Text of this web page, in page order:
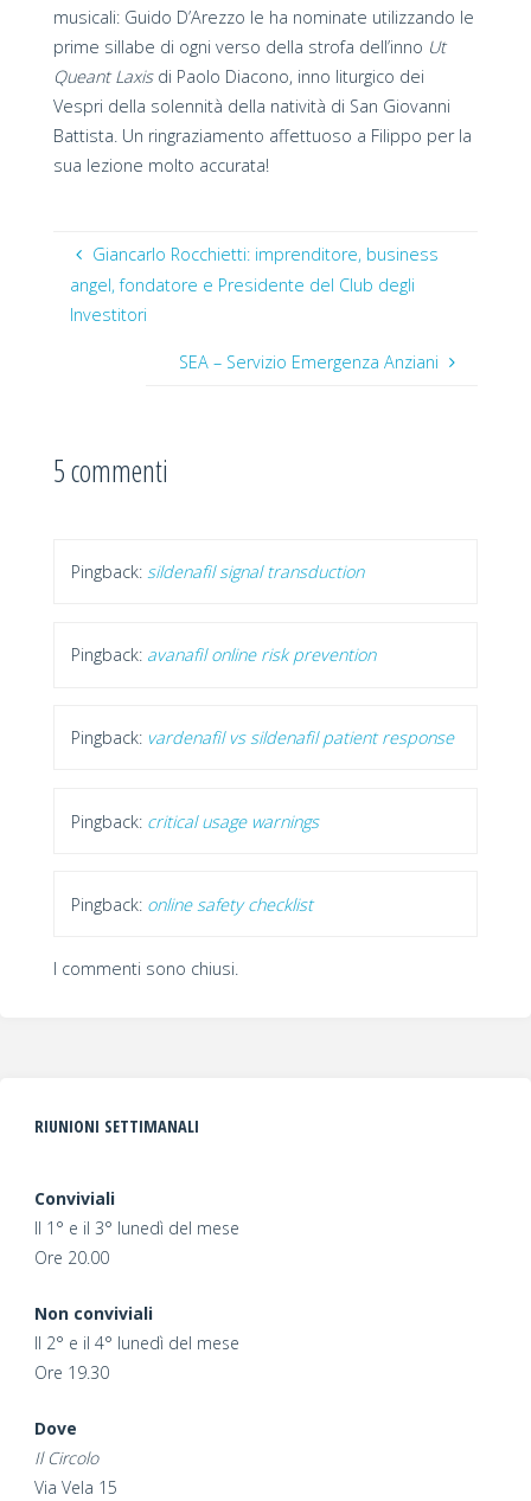
musicali: Guido D’Arezzo le ha nominate utilizzando le
prime sillabe di ogni verso della strofa dell’inno Ut
Queant Laxisdi Paolo Diacono, inno liturgico dei
Vespri della solennità della natività di San Giovanni
Battista. Un ringraziamento affettuoso a Filippo per la
sua lezione molto accurata!
Giancarlo Rocchietti: imprenditore, business
angel, fondatore e Presidente del Club degli
Investitori
SEA – Servizio Emergenza Anziani
5 commenti
Pingback:sildenafil signal transduction
Pingback: avanafil online risk prevention
Pingback: vardenafil vs sildenafil patient response
Pingback: critical usage warnings
Pingback: online safety checklist
I commenti sono chiusi.
RIUNIONI SETTIMANALI
Conviviali
Il 1° e il 3° lunedì del mese
Ore 20.00
Non conviviali
Il 2° e il 4° lunedì del mese
Ore 19.30
Dove
Il Circolo
Via Vela 15